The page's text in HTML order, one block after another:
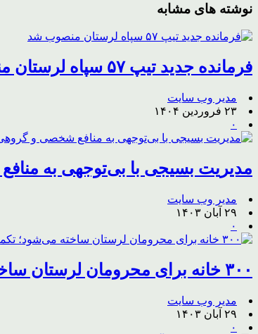
نوشته های مشابه
فرمانده جدید تیپ ۵۷ سپاه لرستان منصوب شد
مدیر وب سایت
۲۳ فروردین ۱۴۰۴
۰
مدیریت بسیجی با بی‌توجهی به
مدیر وب سایت
۲۹ آبان ۱۴۰۳
۰
۳۰۰ خانه برای محرومان لرستان ساخته می‌شود؛ تکمیل پروژه ۲۰ ساله
مدیر وب سایت
۲۹ آبان ۱۴۰۳
۰